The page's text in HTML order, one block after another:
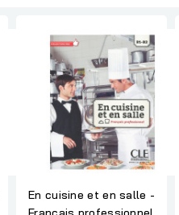
En cuisine et en salle -